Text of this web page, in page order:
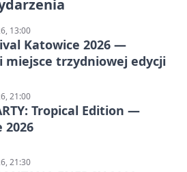
13:00
Katowice 2026 —
trzydniowej edycji
21:00
Tropical Edition —
2026
21:30